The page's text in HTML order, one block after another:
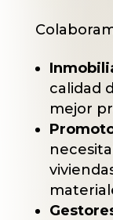
calidad
mejor